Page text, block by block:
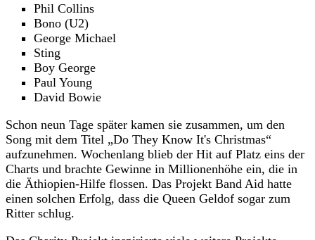
Phil Collins
Bono (U2)
George Michael
Sting
Boy George
Paul Young
David Bowie
Schon neun Tage später kamen sie zusammen, um den
Song mit dem Titel „Do They Know It's Christmas“
aufzunehmen. Wochenlang blieb der Hit auf Platz eins der
Charts und brachte Gewinne in Millionenhöhe ein, die in
die Äthiopien-Hilfe flossen. Das Projekt Band Aid hatte
einen solchen Erfolg, dass die Queen Geldof sogar zum
Ritter schlug.